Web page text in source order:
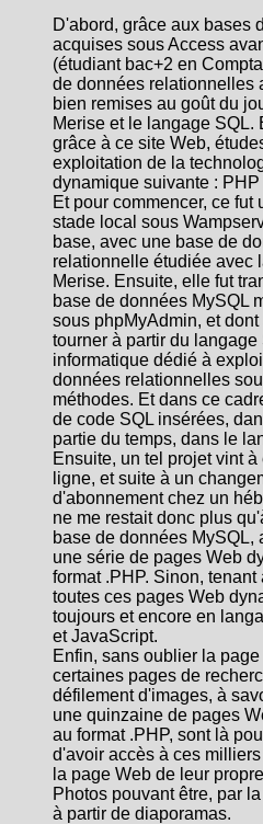
D'abord, grâce aux bases
acquises sous Access
(étudiant bac+2 en
de données relationnelles
bien remises au goût du
Merise et le langage SQL.
grâce à ce site Web,
exploitation de la
dynamique suivante : PHP
Et pour commencer, ce fut
stade local sous
base, avec une base de
relationnelle étudiée avec
Merise. Ensuite, elle fut
base de données MySQL
sous phpMyAdmin, et
tourner à partir du
informatique dédié à
données relationnelles
méthodes. Et dans ce
de code SQL insérées,
partie du temps, dans le
Ensuite, un tel projet vint
ligne, et suite à un
d'abonnement chez un
ne me restait donc plus
base de données MySQL,
une série de pages Web
format .PHP. Sinon,
toutes ces pages Web
toujours et encore en
et JavaScript.
Enfin, sans oublier la
certaines pages de
défilement d'images, à
une quinzaine de pages
au format .PHP, sont là
d'avoir accès à ces
la page Web de leur
Photos pouvant être, par
à partir de diaporamas.